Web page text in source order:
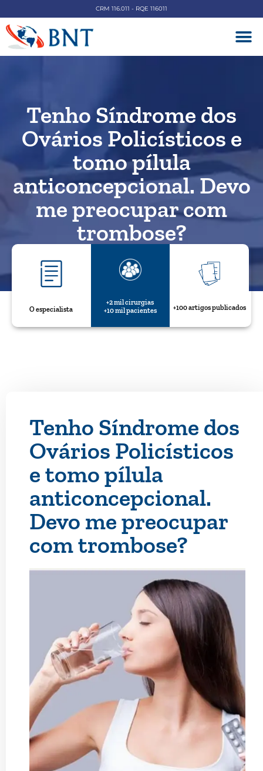
CRM 116.011 - RQE 116011
Tenho Síndrome dos
Ovários Policísticos e
tomo pílula
anticoncepcional. Devo
me preocupar com
trombose?
O especialista
+2 mil cirurgias
+10 mil pacientes
+100 artigos publicados
Tenho Síndrome dos
Ovários Policísticos
e tomo pílula
anticoncepcional.
Devo me preocupar
com trombose?